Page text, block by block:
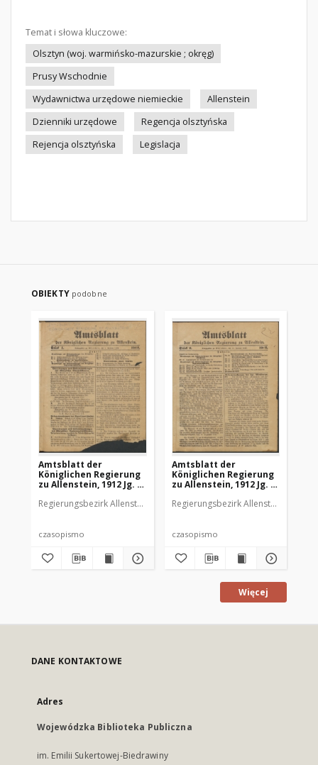
Temat i słowa kluczowe:
Olsztyn (woj. warmińsko-mazurskie ; okręg)
Prusy Wschodnie
Wydawnictwa urzędowe niemieckie
Allenstein
Dzienniki urzędowe
Regencja olsztyńska
Rejencja olsztyńska
Legislacja
OBIEKTY podobne
Amtsblatt der
Königlichen Regierung
zu Allenstein, 1912 Jg. 8,
Regierungsbezirk Allenstein
czasopismo
Amtsblatt der
Königlichen Regierung
zu Allenstein, 1912 Jg. 8,
Regierungsbezirk Allenstein
czasopismo
Więcej
DANE KONTAKTOWE
Adres
Wojewódzka Biblioteka Publiczna
im. Emilii Sukertowej-Biedrawiny